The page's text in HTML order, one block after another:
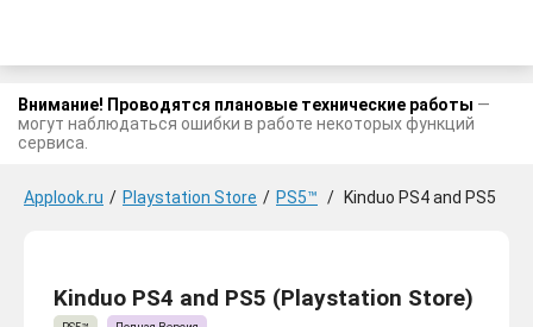
Внимание! Проводятся плановые технические работы —
могут наблюдаться ошибки в работе некоторых функций
сервиса.
Applook.ru / Playstation Store / PS5™ / Kinduo PS4 and PS5
Kinduo PS4 and PS5 (Playstation Store)